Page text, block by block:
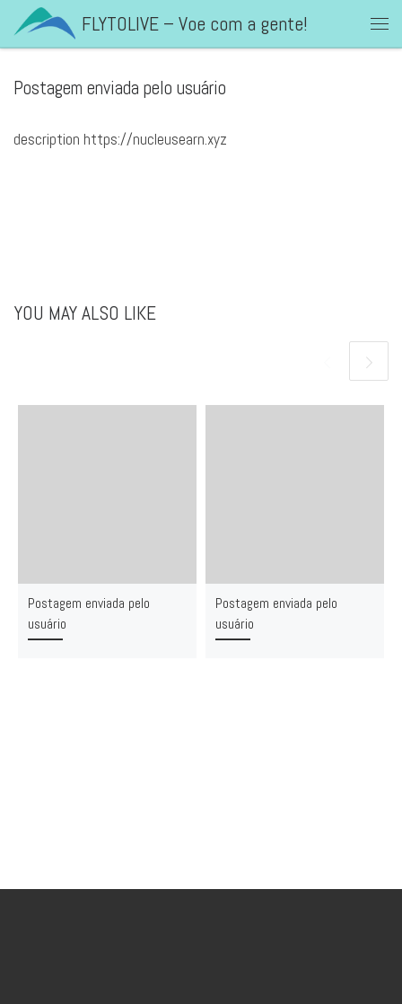
Skip to contentFLYTOLIVE – Voe com a gente!
Postagem enviada pelo usuário
description https://nucleusearn.xyz
YOU MAY ALSO LIKE
Postagem enviada pelo
usuário
Postagem enviada pelo
usuário